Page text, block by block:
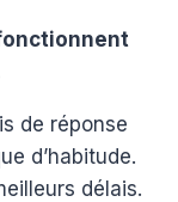
garantit
des
un
de réponse
d’habitude.
délais.